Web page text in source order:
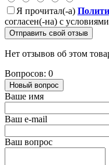
Я прочитал(-а)
согласен(-на) с условиями
Отправить свой отзыв
Нет отзывов об этом
Вопросов: 0
Новый вопрос
Ваше имя
Ваш e-mail
Ваш вопрос